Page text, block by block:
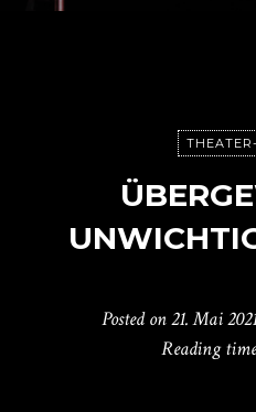
Posted on21. Mai
Reading